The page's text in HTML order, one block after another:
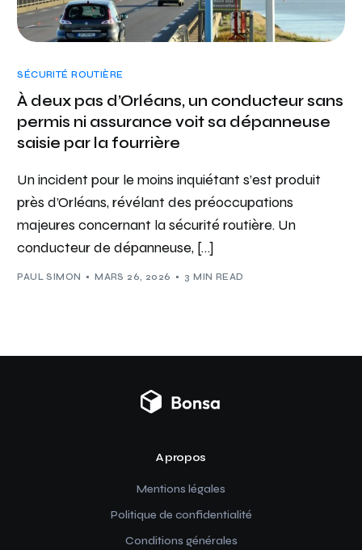
SÉCURITÉ ROUTIÈRE
À deux pas d’Orléans, un conducteur sans
permis ni assurance voit sa dépanneuse
saisie par la fourrière
Un incident pour le moins inquiétant s’est produit
près d’Orléans, révélant des préoccupations
majeures concernant la sécurité routière. Un
conducteur de dépanneuse, […]
PAUL SIMON MARS 26, 2026 3 MIN READ
A propos
Mentions légales
Politique de confidentialité
Conditions générales